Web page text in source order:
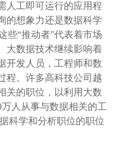
人工即可运行的应用程
的想象力还是数据科学
些“推动者”代表着市场
大数据技术继续影响着
开发人员，工程师和数
程。许多高科技公司越
关的职位，以利用大数
人从事与数据相关的工
科学和分析职位的职位